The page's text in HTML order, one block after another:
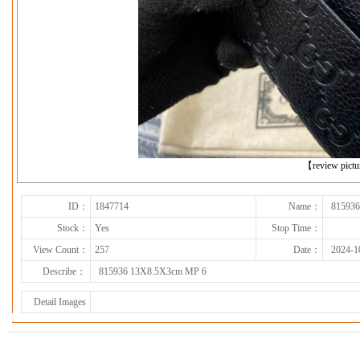
【review
下一张
ID： 1847714 Name：
Stock：
Yes
Stop Time：
View Count：
257 Date：
2024-
Describe：
815936 13X8.5X3cm MP 6
Detail Images